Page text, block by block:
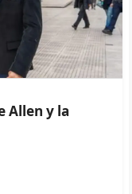
Allen y la